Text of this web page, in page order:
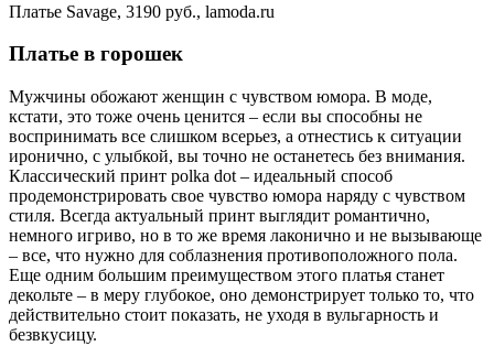
Платье Savage, 3190 руб., lamoda.ru
Платье в горошек
Мужчины обожают женщин с чувством юмора. В моде,
кстати, это тоже очень ценится – если вы способны не
воспринимать все слишком всерьез, а отнестись к ситуации
иронично, с улыбкой, вы точно не останетесь без внимания.
Классический принт polka dot – идеальный способ
продемонстрировать свое чувство юмора наряду с чувством
стиля. Всегда актуальный принт выглядит романтично,
немного игриво, но в то же время лаконично и не вызывающе
– все, что нужно для соблазнения противоположного пола.
Еще одним большим преимуществом этого платья станет
декольте – в меру глубокое, оно демонстрирует только то, что
действительно стоит показать, не уходя в вульгарность и
безвкусицу.